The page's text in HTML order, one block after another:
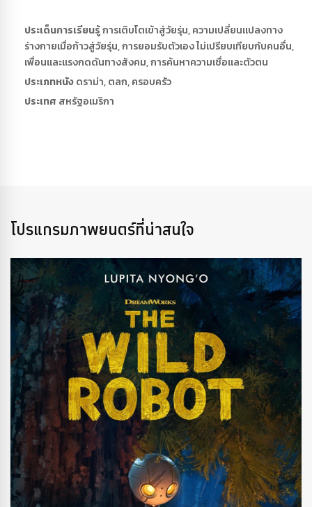
ประเด็นการเรียนรู้การเติบโตเข้าสู่วัยรุ่น, ความเปลี่ยนแปลงทาง
ร่างกายเมื่อก้าวสู่วัยรุ่น, การยอมรับตัวเอง ไม่เปรียบเทียบกับคนอื่น,
เพื่อนและแรงกดดันทางสังคม, การค้นหาความเชื่อและตัวตน
ประเภทหนังดราม่า, ตลก, ครอบครัว
ประเทศ สหรัฐอเมริกา
โปรแกรมภาพยนตร์ที่น่าสนใจ